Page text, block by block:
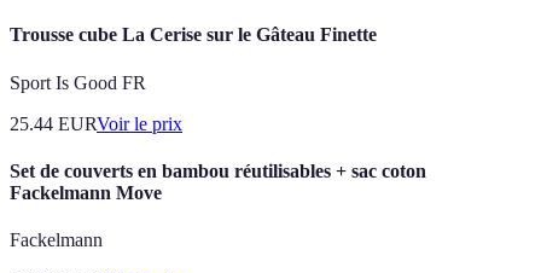
Trousse cube La Cerise sur le Gâteau Finette
Sport Is Good FR
25.44 EURVoir le prix
Set de couverts en bambou réutilisables + sac coton
Fackelmann Move
Fackelmann